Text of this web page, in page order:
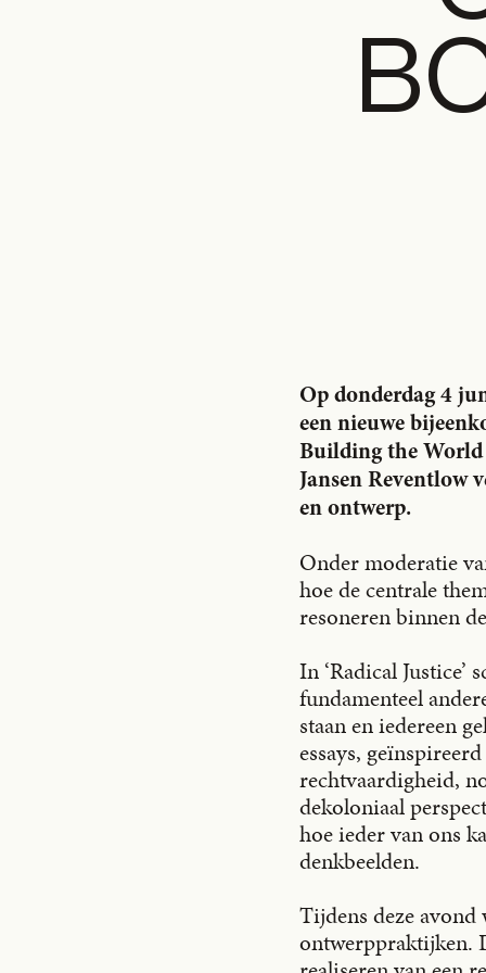
Op donderdag 4
een nieuwe
Building the World
Jansen Reventlow
en ontwerp.
Onder moderatie
hoe de centrale
resoneren binnen
In ‘Radical Justice’
fundamenteel
staan en iedereen
essays,
rechtvaardigheid,
dekoloniaal
hoe ieder van ons
denkbeelden.
Tijdens deze
ontwerppraktijken.